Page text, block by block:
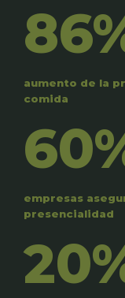
aumento de la
comida
empresas
presencialidad